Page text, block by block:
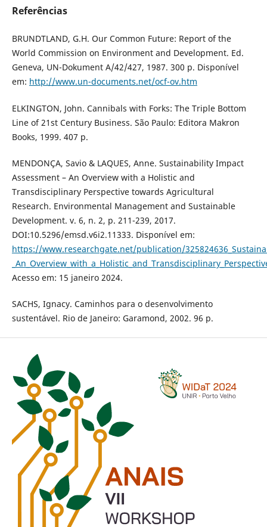
Referências
BRUNDTLAND, G.H. Our Common Future: Report of the
World Commission on Environment and Development. Ed.
Geneva, UN-Dokument A/42/427, 1987. 300 p. Disponível
em: http://www.un-documents.net/ocf-ov.htm
ELKINGTON, John. Cannibals with Forks: The Triple Bottom
Line of 21st Century Business. São Paulo: Editora Makron
Books, 1999. 407 p.
MENDONÇA, Savio & LAQUES, Anne. Sustainability Impact
Assessment – An Overview with a Holistic and
Transdisciplinary Perspective towards Agricultural
Research. Environmental Management and Sustainable
Development. v. 6, n. 2, p. 211-239, 2017.
DOI:10.5296/emsd.v6i2.11333. Disponível em:
https://www.researchgate.net/publication/
Acesso em: 15 janeiro 2024.
SACHS, Ignacy. Caminhos para o desenvolvimento
sustentável. Rio de Janeiro: Garamond, 2002. 96 p.